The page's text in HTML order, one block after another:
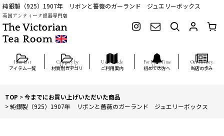
純銀製（925）1907年 リボンと薔薇のガーランド ジュエリーボックス
英国アンティーク銀器専門店
アイテム一覧 材質別カテゴリ ご利用案内 初めての方へ 当店の歩み
TOP >今までにお買い上げいただいた商品
>純銀製（925）1907年 リボンと薔薇のガーランド ジュエリーボックス